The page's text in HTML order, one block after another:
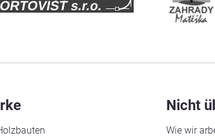
Nicht
Wie wir